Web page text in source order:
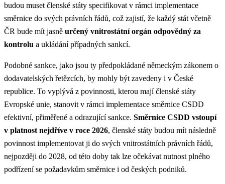
budou muset členské státy specifikovat v rámci implementace
směrnice do svých právních řádů, což zajistí, že každý stát včetně
ČR bude mít jasně určený vnitrostátní orgán odpovědný za
kontrolu a ukládání případných sankcí.
Podobné sankce, jako jsou ty předpokládané německým zákonem o
dodavatelských řetězcích, by mohly být zavedeny i v České
republice. To vyplývá z povinnosti, kterou mají členské státy
Evropské unie, stanovit v rámci implementace směrnice CSDD
efektivní, přiměřené a odrazující sankce. Směrnice CSDD vstoupí
v platnost nejdříve v roce 2026, členské státy budou mít následně
povinnost implementovat ji do svých vnitrostátních právních řádů,
nejpozději do 2028, od této doby tak lze očekávat nutnost plného
podřízení se požadavkům směrnice i od českých podniků.